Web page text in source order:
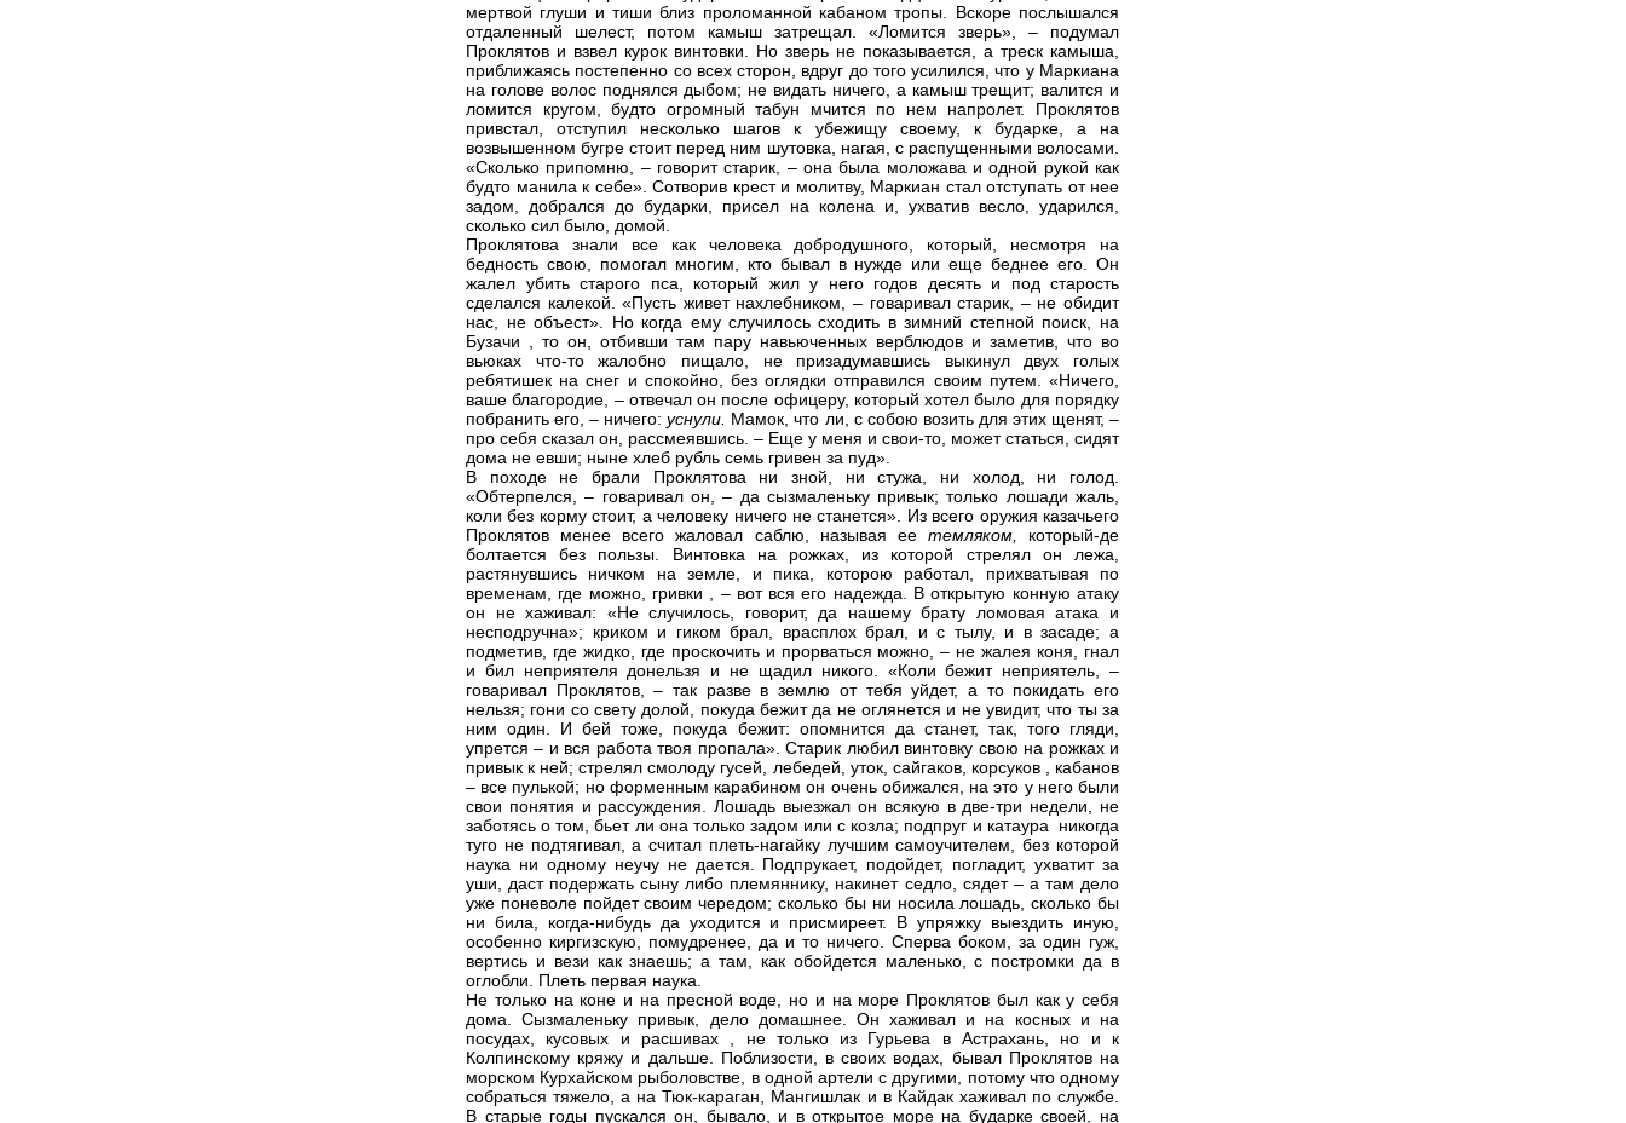
мертвой глуши и тиши близ проломанной кабаном тропы. Вскоре послышался
отдаленный шелест, потом камыш затрещал. «Ломится зверь», – подумал
Проклятов и взвел курок винтовки. Но зверь не показывается, а треск камыша,
приближаясь постепенно со всех сторон, вдруг до того усилился, что у Маркиана
на голове волос поднялся дыбом; не видать ничего, а камыш трещит; валится и
ломится кругом, будто огромный табун мчится по нем напролет. Проклятов
привстал, отступил несколько шагов к убежищу своему, к бударке, а на
возвышенном бугре стоит перед ним шутовка, нагая, с распущенными волосами.
«Сколько припомню, – говорит старик, – она была моложава и одной рукой как
будто манила к себе». Сотворив крест и молитву, Маркиан стал отступать от нее
задом, добрался до бударки, присел на колена и, ухватив весло, ударился,
сколько сил было, домой.
Проклятова знали все как человека добродушного, который, несмотря на
бедность свою, помогал многим, кто бывал в нужде или еще беднее его. Он
жалел убить старого пса, который жил у него годов десять и под старость
сделался калекой. «Пусть живет нахлебником, – говаривал старик, – не обидит
нас, не объест». Но когда ему случилось сходить в зимний степной поиск, на
Бузачи
, то он, отбивши там пару навьюченных верблюдов и заметив, что во
вьюках что-то жалобно пищало, не призадумавшись выкинул двух голых
ребятишек на снег и спокойно, без оглядки отправился своим путем. «Ничего,
ваше благородие, – отвечал он после офицеру, который хотел было для порядку
побранить его, – ничего:уснули. Мамок, что ли, с собою возить для этих щенят, –
про себя сказал он, рассмеявшись. – Еще у меня и свои-то, может статься, сидят
дома не евши; ныне хлеб рубль семь гривен за пуд».
В походе не брали Проклятова ни зной, ни стужа, ни холод, ни голод.
«Обтерпелся, – говаривал он, – да сызмаленьку привык; только лошади жаль,
коли без корму стоит, а человеку ничего не станется». Из всего оружия казачьего
Проклятов менее всего жаловал саблю, называя ее темляком,
который-де
болтается без пользы. Винтовка на рожках, из которой стрелял он лежа,
растянувшись ничком на земле, и пика, которою работал, прихватывая по
временам, где можно, гривки
, – вот вся его надежда. В открытую конную атаку
он не хаживал: «Не случилось, говорит, да нашему брату ломовая атака и
несподручна»; криком и гиком брал, врасплох брал, и с тылу, и в засаде; а
подметив, где жидко, где проскочить и прорваться можно, – не жалея коня, гнал
и бил неприятеля донельзя и не щадил никого. «Коли бежит неприятель, –
говаривал Проклятов, – так разве в землю от тебя уйдет, а то покидать его
нельзя; гони со свету долой, покуда бежит да не оглянется и не увидит, что ты за
ним один. И бей тоже, покуда бежит: опомнится да станет, так, того гляди,
упрется – и вся работа твоя пропала». Старик любил винтовку свою на рожках и
привык к ней; стрелял смолоду гусей, лебедей, уток, сайгаков, корсуков
, кабанов
– все пулькой; но форменным карабином он очень обижался, на это у него были
свои понятия и рассуждения. Лошадь выезжал он всякую в две-три недели, не
заботясь о том, бьет ли она только задом или с козла; подпруг и катаура
никогда
туго не подтягивал, а считал плеть-нагайку лучшим самоучителем, без которой
наука ни одному неучу не дается. Подпрукает, подойдет, погладит, ухватит за
уши, даст подержать сыну либо племяннику, накинет седло, сядет – а там дело
уже поневоле пойдет своим чередом; сколько бы ни носила лошадь, сколько бы
ни била, когда-нибудь да уходится и присмиреет. В упряжку выездить иную,
особенно киргизскую, помудренее, да и то ничего. Сперва боком, за один гуж,
вертись и вези как знаешь; а там, как обойдется маленько, с постромки да в
оглобли. Плеть первая наука.
Не только на коне и на пресной воде, но и на море Проклятов был как у себя
дома. Сызмаленьку привык, дело домашнее. Он хаживал и на косных и на
посудах, кусовых и расшивах
, не только из Гурьева в Астрахань, но и к
Колпинскому кряжу и дальше. Поблизости, в своих водах, бывал Проклятов на
морском Курхайском рыболовстве, в одной артели с другими, потому что одному
собраться тяжело, а на Тюк-караган, Мангишлак и в Кайдак хаживал по службе.
В старые годы пускался он, бывало, и в открытое море на бударке своей, на